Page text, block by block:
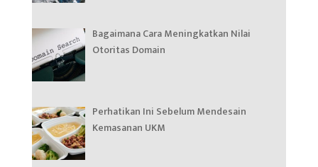
Bagaimana Cara Meningkatkan Nilai
Otoritas Domain
Perhatikan Ini Sebelum Mendesain
Kemasanan UKM